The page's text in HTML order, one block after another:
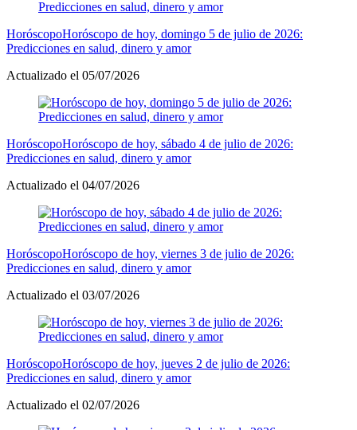
HoróscopoHoróscopo de hoy, domingo 5 de julio de 2026:
Predicciones en salud, dinero y amor
Actualizado el 05/07/2026
HoróscopoHoróscopo de hoy, sábado 4 de julio de 2026:
Predicciones en salud, dinero y amor
Actualizado el 04/07/2026
HoróscopoHoróscopo de hoy, viernes 3 de julio de 2026:
Predicciones en salud, dinero y amor
Actualizado el 03/07/2026
HoróscopoHoróscopo de hoy, jueves 2 de julio de 2026:
Predicciones en salud, dinero y amor
Actualizado el 02/07/2026